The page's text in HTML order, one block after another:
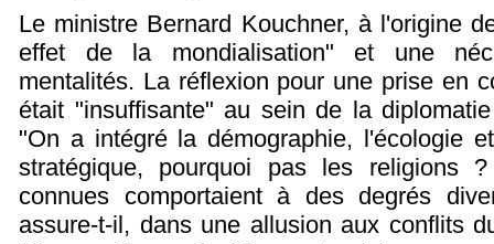
Le ministre Bernard Kouchner, à l'origine
effet de la mondialisation" et une
mentalités. La réflexion pour une prise en
était "insuffisante" au sein de la
"On a intégré la démographie, l'écologie
stratégique, pourquoi pas les religions
connues comportaient à des degrés
assure-t-il, dans une allusion aux conflits